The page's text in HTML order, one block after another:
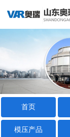
首页
模压产品